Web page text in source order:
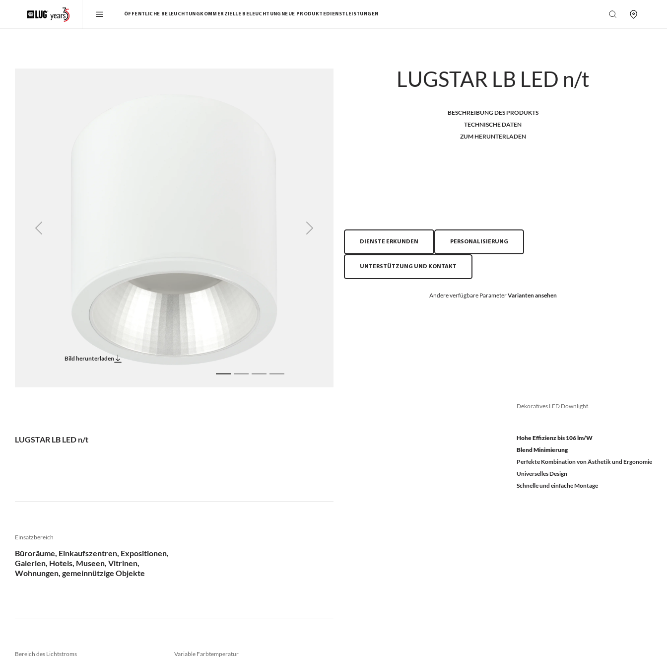
ÖFFENTLICHE BELEUCHTUNG KOMMERZIELLE BELEUCHTUNG NEUE PRODUKTEDIENSTLEISTUNGEN
Previous Next
Bild herunterladen
LUGSTAR LB LED n/t
BESCHREIBUNG DES PRODUKTS
TECHNISCHE DATEN
ZUM HERUNTERLADEN
DIENSTE ERKUNDEN PERSONALISIERUNG
UNTERSTÜTZUNG UND KONTAKT
Andere verfügbare ParameterVarianten ansehen
LUGSTAR LB LED n/t
Dekoratives LED Downlight.
Hohe Effizienz bis 106 lm/W
Blend Minimierung
Perfekte Kombination von Ästhetik und Ergonomie
Universelles Design
Schnelle und einfache Montage
Einsatzbereich
Büroräume, Einkaufszentren, Expositionen,
Galerien, Hotels, Museen, Vitrinen,
Wohnungen, gemeinnützige Objekte
Bereich des Lichtstroms Variable Farbtemperatur